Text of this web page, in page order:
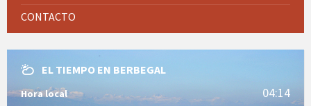
CONTACTO
EL TIEMPO EN BERBEGAL
Hora local 04:14